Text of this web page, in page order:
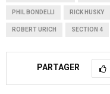
PHIL BONDELLI RICK HUSKY
ROBERT URICH SECTION 4
PARTAGER